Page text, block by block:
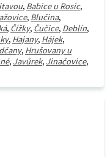
, Babice u Rosic,
, Blučina,
, Čížky, Čučice, Deblín,
, Hajany, Hájek,
, Hrušovany u
, Javůrek, Jinačovice,